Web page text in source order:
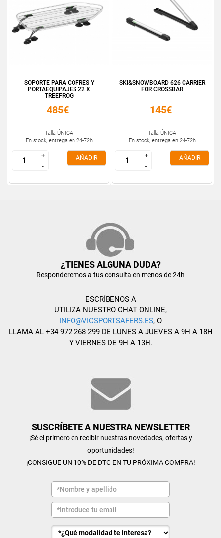
SOPORTE PARA COFRES Y
PORTAEQUIPAJES 22 X
TREEFROG
485€
Talla ÚNICA
En stock, entrega en 24-72h
+
-
+
-
AÑADIR
SKI&SNOWBOARD 626 CARRIER
FOR CROSSBAR
145€
Talla ÚNICA
En stock, entrega en 24-72h
+
-
+
-
AÑADIR
¿TIENES ALGUNA DUDA?
Responderemos a tus consulta en menos de 24h
ESCRÍBENOS A
UTILIZA NUESTRO CHAT ONLINE,
INFO@VICSPORTSAFERS.ES, O
LLAMA AL +34 972 268 299 DE LUNES A JUEVES A 9H A 18H
Y VIERNES DE 9H A 13H.
SUSCRÍBETE A NUESTRA NEWSLETTER
¡Sé el primero en recibir nuestras novedades, ofertas y
oportunidades!
¡CONSIGUE UN 10% DE DTO EN TU PRÓXIMA COMPRA!